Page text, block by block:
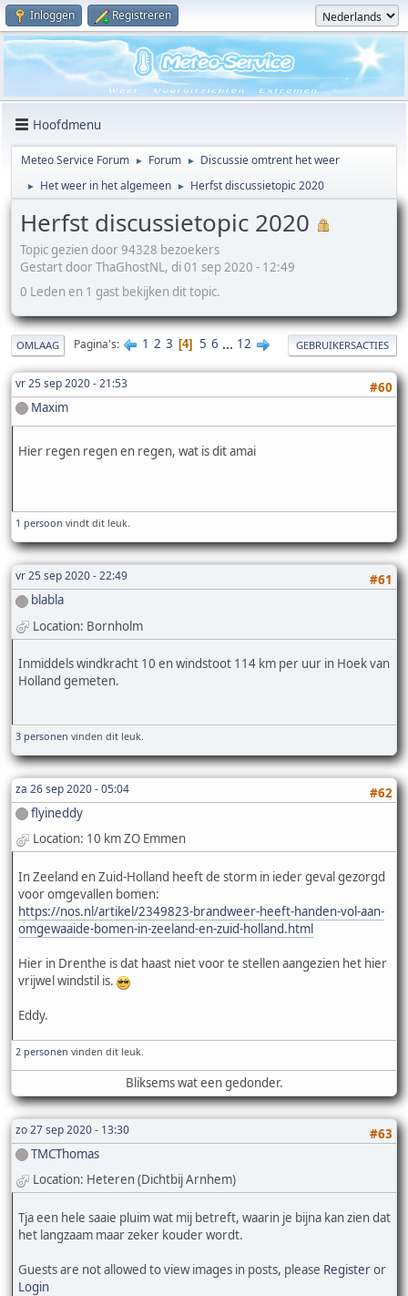
Inloggen Registreren
Hoofdmenu
Meteo Service Forum ► Forum ► Discussie omtrent het weer
► Het weer in het algemeen ► Herfst discussietopic 2020
Herfst discussietopic 2020
Topic gezien door 94328 bezoekers
Gestart door ThaGhostNL, di 01 sep 2020 - 12:49
0 Leden en 1 gast bekijken dit topic.
OMLAAG Pagina's 1 2 3 4 5 6 ... 12 GEBRUIKERSACTIES
vr 25 sep 2020 - 21:53
#60
Maxim
Hier regen regen en regen, wat is dit amai
1 persoon vindt dit leuk.
vr 25 sep 2020 - 22:49
#61
blabla
Location: Bornholm
Inmiddels windkracht 10 en windstoot 114 km per uur in Hoek van
Holland gemeten.
3 personen vinden dit leuk.
za 26 sep 2020 - 05:04
#62
flyineddy
Location: 10 km ZO Emmen
In Zeeland en Zuid-Holland heeft de storm in ieder geval gezorgd
voor omgevallen bomen:
https://nos.nl/artikel/2349823-brandweer-heeft-handen-vol-aan-
omgewaaide-bomen-in-zeeland-en-zuid-holland.html
Hier in Drenthe is dat haast niet voor te stellen aangezien het hier
vrijwel windstil is.
Eddy.
2 personen vinden dit leuk.
Bliksems wat een gedonder.
zo 27 sep 2020 - 13:30
#63
TMCThomas
Location: Heteren (Dichtbij Arnhem)
Tja een hele saaie pluim wat mij betreft, waarin je bijna kan zien dat
het langzaam maar zeker kouder wordt.
Guests are not allowed to view images in posts, please Registeror
Login